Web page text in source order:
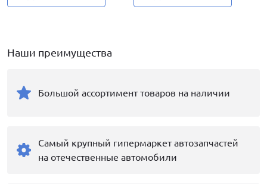
Наши преимущества
Большой ассортимент товаров на наличии
Самый крупный гипермаркет автозапчастей
на отечественные автомобили